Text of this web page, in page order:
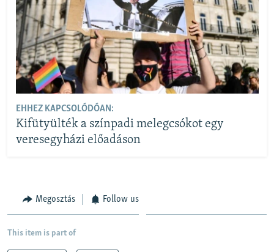
EHHEZ KAPCSOLÓDÓAN:
Kifütyülték a színpadi melegcsókot egy
veresegyházi előadáson
Megosztás Follow us
This item is part of